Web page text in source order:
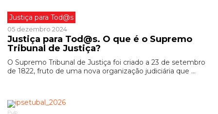
Justiça para Tod@s
05 dezembro 2024
Justiça para Tod@s. O que é o Supremo
Tribunal de Justiça?
O Supremo Tribunal de Justiça foi criado a 23 de setembro
de 1822, fruto de uma nova organização judiciária que ...
Pub